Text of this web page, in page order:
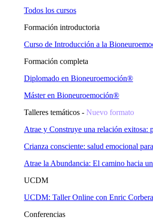
Todos los cursos
Formación introductoria
Curso de Introducción a la
Formación completa
Diplomado en Bioneuroemoción®
Máster en Bioneuroemoción®
Talleres temáticos - Nuevo formato
Atrae y Construye una relación exitosa:
Crianza consciente: salud emocional
Atrae la Abundancia: El camino hacia
UCDM
UCDM: Taller Online con Enric Corbera
Conferencias